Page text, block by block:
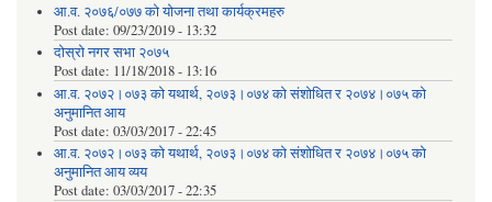
आ.व. २०७६/०७७ को योजना तथा कार्यक्रमहरु
Post date: 09/23/2019 - 13:32
दोस्रो नगर सभा २०७५
Post date: 11/18/2018 - 13:16
आ.व. २०७२।०७३ को यथार्थ, २०७३।०७४ को संशोधित र २०७४।०७५ को
अनुमानित आय
Post date: 03/03/2017 - 22:45
आ.व. २०७२।०७३ को यथार्थ, २०७३।०७४ को संशोधित र २०७४।०७५ को
अनुमानित आय व्यय
Post date: 03/03/2017 - 22:35